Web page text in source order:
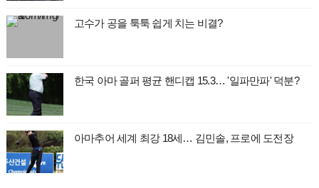
고수가 공을 툭툭 쉽게 치는 비결?
한국 아마 골퍼 평균 핸디캡 15.3… '일파만파' 덕분?
아마추어 세계 최강 18세… 김민솔, 프로에 도전장